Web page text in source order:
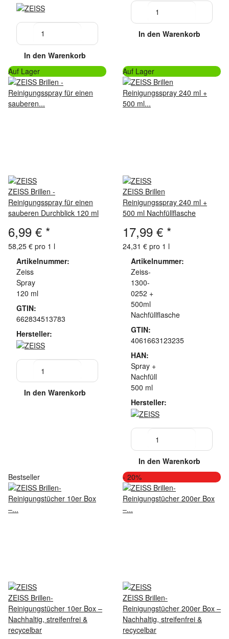
In den Warenkorb
In den Warenkorb
Auf Lager
ZEISS Brillen -
Reinigungsspray für einen
sauberen Durchblick 120 ml
6,99 € *
58,25 € pro 1 l
Artikelnummer:
Zeiss
Spray
120 ml
GTIN:
662834513783
Hersteller:
In den Warenkorb
Auf Lager
ZEISS Brillen
Reinigungsspray 240 ml +
500 ml Nachfüllflasche
17,99 € *
24,31 € pro 1 l
Artikelnummer:
Zeiss-
1300-
0252 +
500ml
Nachfüllflasche
GTIN:
4061663123235
HAN:
Spray +
Nachfüll
500 ml
Hersteller:
In den Warenkorb
Bestseller
ZEISS Brillen-
Reinigungstücher 10er Box –
Nachhaltig, streifenfrei &
recycelbar
- 20%
ZEISS Brillen-
Reinigungstücher 200er Box –
Nachhaltig, streifenfrei &
recycelbar